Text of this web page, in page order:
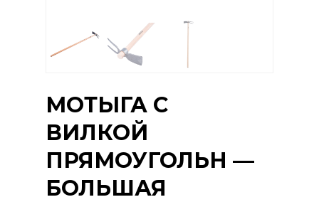
МОТЫГА С
ВИЛКОЙ
ПРЯМОУГОЛЬН —
БОЛЬШАЯ